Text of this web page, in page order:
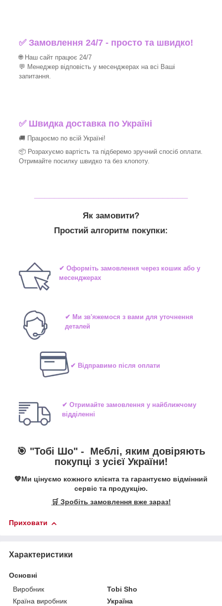
✅ Замовлення 24/7 - просто та швидко!
🌐 Наш сайт працює 24/7
💬 Менеджер відповість у месенджерах на всі Ваші
запитання.
✅ Швидка доставка по Україні
🚚 Працюємо по всій Україні!
📦 Розрахуємо вартість та підберемо зручний спосіб оплати.
Отримайте посилку швидко та без клопоту.
Як замовити?
Простий алгоритм покупки:
✔ Оформіть замовлення через кошик або у
месенджерах
✔ Ми зв'яжемося з вами для уточнення
деталей
✔ Відправимо після оплати
✔ Отримайте замовлення у найближчому
відділенні
🎯 "Тобі Шо" - Меблі, яким довіряють
покупці з усієї України!
💙Ми цінуємо кожного клієнта та гарантуємо відмінний
сервіс та продукцію.
🛒 Зробіть замовлення вже зараз!
Приховати
Характеристики
Основні
Виробник
Tobi Sho
Країна виробник
Україна